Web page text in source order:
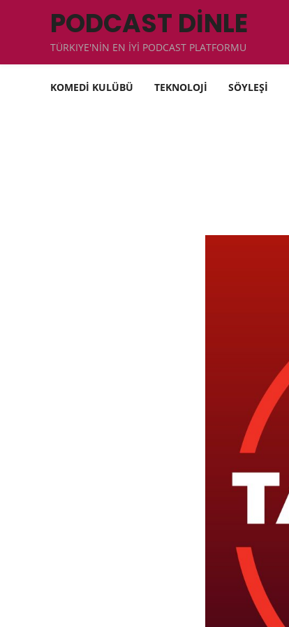
PODCAST DİNLE
TÜRKIYE'NİN EN İYİ PODCAST PLATFORMU
KOMEDİ KULÜBÜ TEKNOLOJİ SÖYLEŞİ